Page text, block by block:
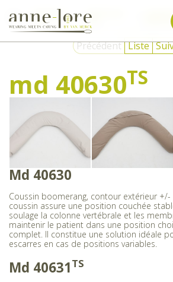
Textiles de
soin
Matériel de
soin
Précédent Liste
md 40630TS
Md 40630
Coussin boomerang, contour extérieur +/-
coussin assure une position couchée
soulage la colonne vertébrale et les
maintenir le patient dans une position
complet. Il constitue une solution idéale
escarres en cas de positions variables.
Md 40631TS